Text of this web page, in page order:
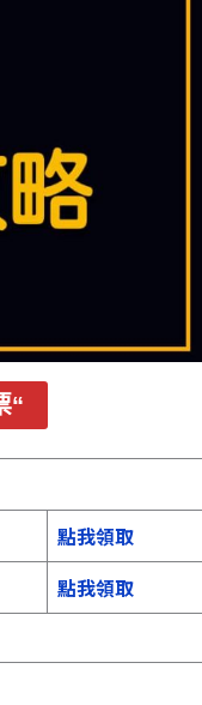
“
點我領取
點我領取